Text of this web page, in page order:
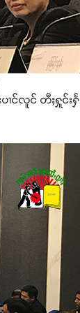
င်လူင် တီႈႁူင်း